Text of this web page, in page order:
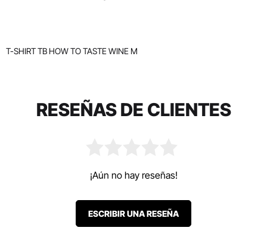
T-SHIRT TB HOW TO TASTE WINE M
RESEÑAS DE CLIENTES
¡Aún no hay reseñas!
ESCRIBIR UNA RESEÑA